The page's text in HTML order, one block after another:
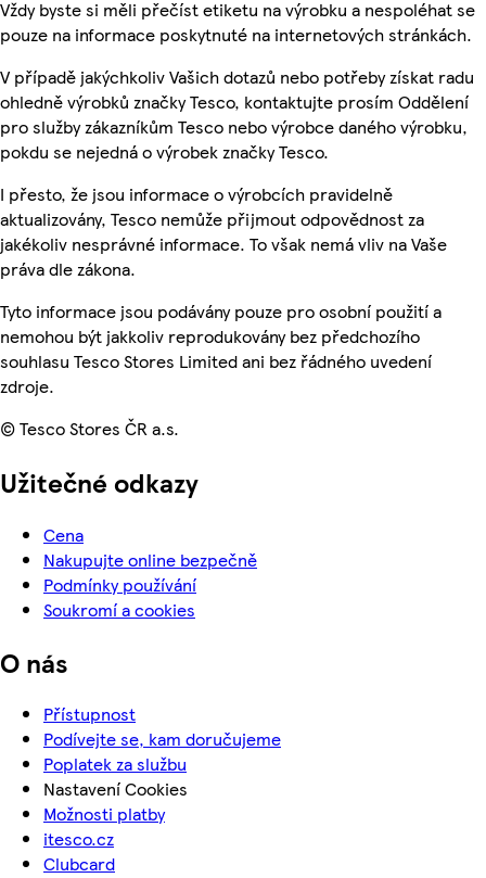
Vždy byste si měli přečíst etiketu na výrobku a nespoléhat se
pouze na informace poskytnuté na internetových stránkách.
V případě jakýchkoliv Vašich dotazů nebo potřeby získat radu
ohledně výrobků značky Tesco, kontaktujte prosím Oddělení
pro služby zákazníkům Tesco nebo výrobce daného výrobku,
pokdu se nejedná o výrobek značky Tesco.
I přesto, že jsou informace o výrobcích pravidelně
aktualizovány, Tesco nemůže přijmout odpovědnost za
jakékoliv nesprávné informace. To však nemá vliv na Vaše
práva dle zákona.
Tyto informace jsou podávány pouze pro osobní použití a
nemohou být jakkoliv reprodukovány bez předchozího
souhlasu Tesco Stores Limited ani bez řádného uvedení
zdroje.
© Tesco Stores ČR a.s.
Užitečné odkazy
Cena
Nakupujte online bezpečně
Podmínky používání
Soukromí a cookies
O nás
Přístupnost
Podívejte se, kam doručujeme
Poplatek za službu
Nastavení Cookies
Možnosti platby
itesco.cz
Clubcard